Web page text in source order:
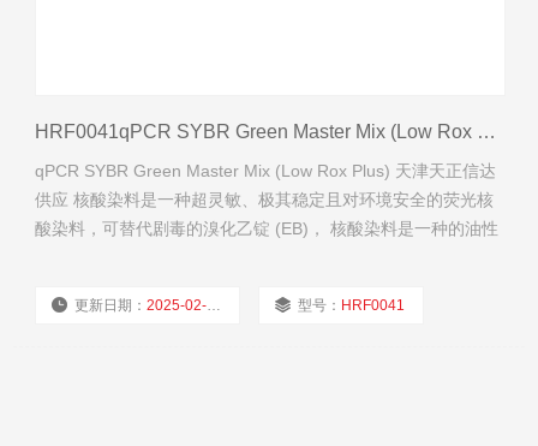
HRF0041qPCR SYBR Green Master Mix (Low Rox Plus)
qPCR SYBR Green Master Mix (Low Rox Plus) 天津天正信达
供应 核酸染料是一种超灵敏、极其稳定且对环境安全的荧光核
酸染料，可替代剧毒的溴化乙锭 (EB)， 核酸染料是一种的油性
更新日期：2025-02-27 型号： HRF0041